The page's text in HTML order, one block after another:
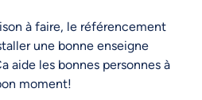
à faire, le référencement
une bonne enseigne
aide les bonnes personnes à
moment!